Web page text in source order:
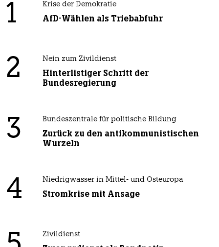
1 Krise der Demokratie
AfD-Wählen als Triebabfuhr
2 Nein zum Zivildienst
Hinterlistiger Schritt der
Bundesregierung
3 Bundeszentrale für politische Bildung
Zurück zu den antikommunistischen
Wurzeln
4 Niedrigwasser in Mittel- und Osteuropa
Stromkrise mit Ansage
Zivildienst